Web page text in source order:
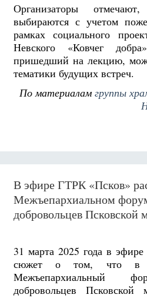
Организаторы
выбираются с учетом
рамках социального
Невского «Ковчег
пришедший на лекцию,
тематики будущих встреч.
По материаламгруппы
В эфире ГТРК «Псков»
Межъепархиальном
добровольцев Псковской
31 марта 2025 года в
сюжет о том, что в
Межъепархиальный
добровольцев